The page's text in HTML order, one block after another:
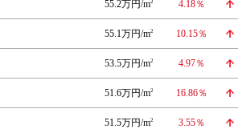
55.2万円/m2 4.18％
55.1万円/m2 10.15％
53.5万円/m2 4.97％
51.6万円/m2 16.86％
51.5万円/m2 3.55％